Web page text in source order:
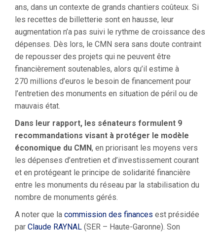
ans, dans un contexte de grands chantiers coûteux. Si
les recettes de billetterie sont en hausse, leur
augmentation n’a pas suivi le rythme de croissance des
dépenses. Dès lors, le CMN sera sans doute contraint
de repousser des projets qui ne peuvent être
financièrement soutenables, alors qu’il estime à
270 millions d’euros le besoin de financement pour
l’entretien des monuments en situation de péril ou de
mauvais état.
Dans leur rapport, les sénateurs formulent 9
recommandations visant à protéger le modèle
économique du CMN, en priorisant les moyens vers
les dépenses d’entretien et d’investissement courant
et en protégeant le principe de solidarité financière
entre les monuments du réseau par la stabilisation du
nombre de monuments gérés.
A noter que la commission des finances est présidée
par Claude RAYNAL (SER – Haute-Garonne). Son